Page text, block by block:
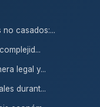
casados:...
legal y...
durant...